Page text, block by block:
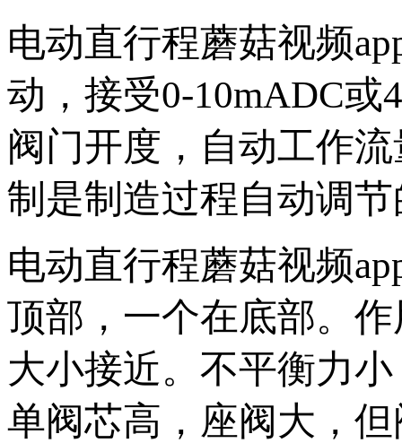
电动直行程蘑菇视频
动，接受0-
阀门开度，自动工作流量
制是制造过程自动调节
电动直行程蘑菇视频
顶部，一个在底部
大小接近。不平衡力小
单阀芯高，座阀大